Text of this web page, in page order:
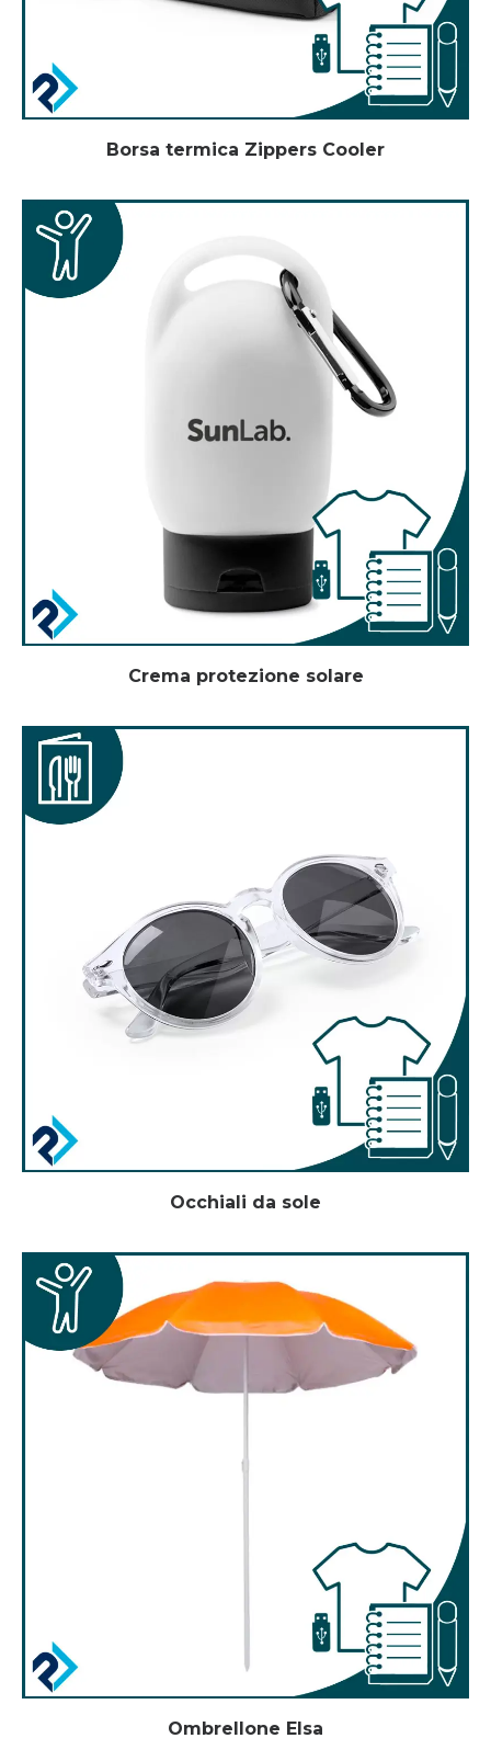
Borsa termica Zippers Cooler
Crema protezione solare
Occhiali da sole
Ombrellone Elsa